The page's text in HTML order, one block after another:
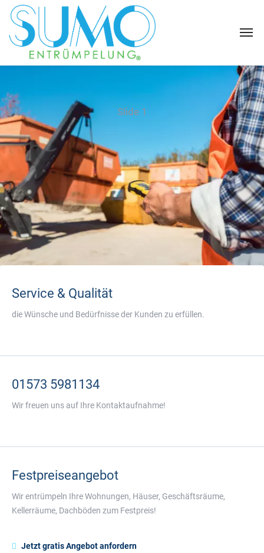
Slide 1
Service & Qualität
die Wünsche und Bedürfnisse der Kunden zu erfüllen.
01573 5981134
Wir freuen uns auf Ihre Kontaktaufnahme!
Festpreiseangebot
Wir entrümpeln Ihre Wohnungen, Häuser, Geschäftsräume,
Kellerräume, Dachböden zum Festpreis!
Jetzt gratis Angebot anfordern